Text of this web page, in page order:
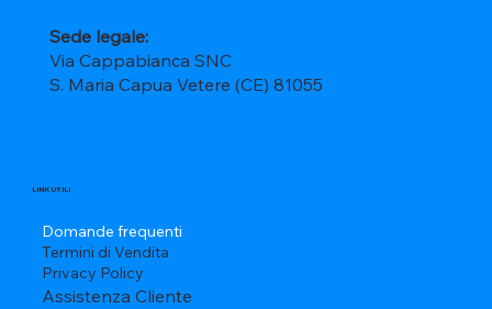
Sede legale:
Via Cappabianca SNC
S. Maria Capua Vetere (CE) 81055
LINK UTILI
Domande frequenti
Termini di Vendita
Privacy Policy
Assistenza Cliente